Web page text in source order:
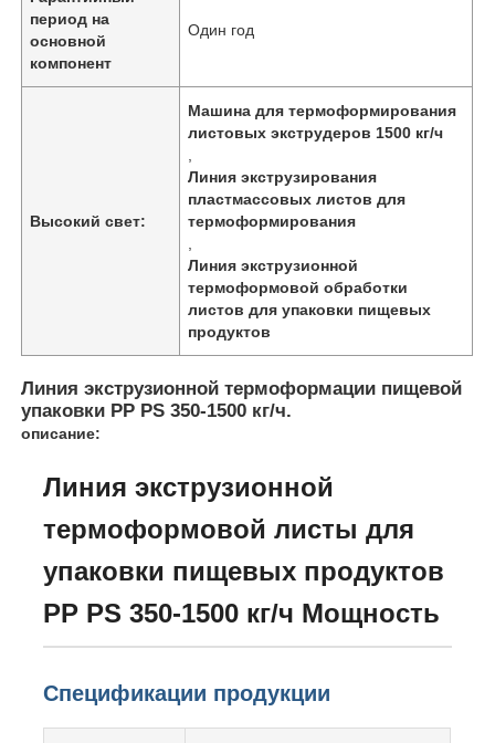
Домой
Продукты
О нас
Экскурсия по заводу
Свяжитесь с нами
период на
основной
компонент
Один год
Высокий свет:
Машина для термоформирования
листовых экструдеров 1500 кг/ч
Линия экструзирования
пластмассовых листов для
термоформирования
Линия экструзионной
термоформовой обработки
листов для упаковки пищевых
продуктов
Линия экструзионной термоформации пищевой
упаковки PP PS 350-1500 кг/ч.
описание:
Линия экструзионной
термоформовой листы для
упаковки пищевых продуктов
PP PS 350-1500 кг/ч Мощность
Спецификации продукции